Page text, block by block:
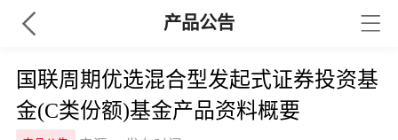
产品公告
国联周期优选混合型发起式证券投资基
金(C类份额)基金产品资料概要